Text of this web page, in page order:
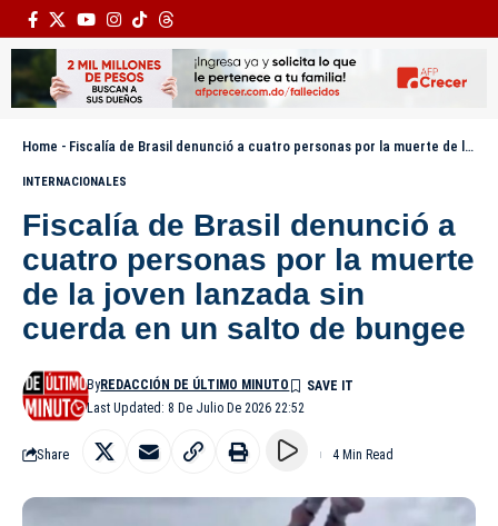
Home - Fiscalía de Brasil denunció a cuatro personas por la muerte de la joven lanzada sin cuerda en un salto de bungee
INTERNACIONALES
Fiscalía de Brasil denunció a
cuatro personas por la muerte
de la joven lanzada sin
cuerda en un salto de bungee
Last Updated: 8 De Julio De 2026 22:52
ByREDACCIÓN DE ÚLTIMO MINUTO
Share 4 Min Read